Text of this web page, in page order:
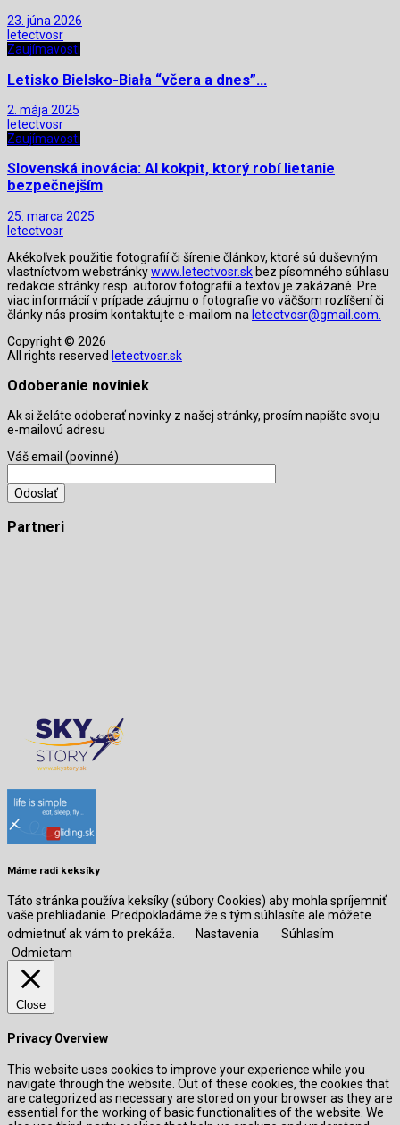
23. júna 2026
letectvosr
Zaujímavosti
Letisko Bielsko-Biała “včera a dnes”…
2. mája 2025
letectvosr
Zaujímavosti
Slovenská inovácia: AI kokpit, ktorý robí lietanie
bezpečnejším
25. marca 2025
letectvosr
Akékoľvek použitie fotografií či šírenie článkov, ktoré sú duševným
vlastníctvom webstránkywww.letectvosr.sk bez písomného súhlasu
redakcie stránky resp. autorov fotografií a textov je zakázané. Pre
viac informácií v prípade záujmu o fotografie vo väčšom rozlíšení či
články nás prosím kontaktujte e-mailom na letectvosr@gmail.com.
Copyright © 2026
All rights reserved letectvosr.sk
Odoberanie noviniek
Ak si želáte odoberať novinky z našej stránky, prosím napíšte svoju
e-mailovú adresu
Váš email (povinné)
Partneri
Máme radi keksíky
Táto stránka používa keksíky (súbory Cookies) aby mohla spríjemniť
vaše prehliadanie. Predpokladáme že s tým súhlasíte ale môžete
odmietnuť ak vám to prekáža.
Nastavenia
Súhlasím
Odmietam
Close
Privacy Overview
This website uses cookies to improve your experience while you
navigate through the website. Out of these cookies, the cookies that
are categorized as necessary are stored on your browser as they are
essential for the working of basic functionalities of the website. We